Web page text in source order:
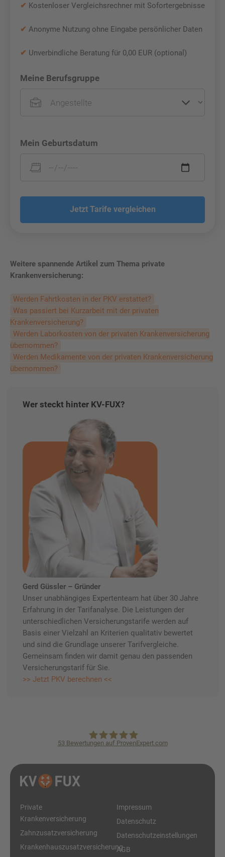
✔ Kostenloser Vergleichsrechner mit Sofortergebnisse
✔ Anonyme Nutzung ohne Eingabe persönlicher Daten
✔ Unverbindliche Beratung für 0,00 EUR (optional)
Meine Berufsgruppe
Mein Geburtsdatum
Jetzt Tarife vergleichen
Weitere spannende Artikel zum Thema private
Krankenversicherung:
Werden Fahrtkosten in der PKV erstattet?
Was passiert bei Kurzarbeit mit der privaten
Krankenversicherung?
Werden Laborkosten von der privaten Krankenversicherung
übernommen?
Werden Medikamente von der privaten Krankenversicherung
übernommen?
Wer steckt hinter KV-FUX?
Gerd Güssler – Gründer
Unser unabhängiges Expertenteam hat über 30 Jahre
Erfahrung in der Tarifanalyse. Die Leistungen der
unterschiedlichen Versicherungstarife werden auf
Basis einer Vielzahl an Kriterien qualitativ bewertet
und sind die Grundlage unserer Tarifvergleiche.
Gemeinsam finden wir damit genau den passenden
Versicherungstarif für Sie.
>> Jetzt PKV berechnen <<
KVpro.de GmbH
53 Bewertungen auf ProvenExpert.com
Private
Krankenversicherung
Zahnzusatzversicherung
Krankenhauszusatzversicherung
Impressum
Datenschutz
Datenschutzeinstellungen
AGB